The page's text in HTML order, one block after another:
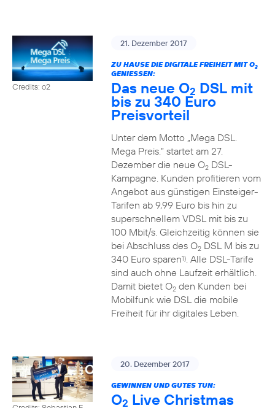
Credits: o2
21. Dezember 2017
ZU HAUSE DIE DIGITALE FREIHEIT MIT O2
GENIESSEN:
Das neue O2 DSL mit
bis zu 340 Euro
Preisvorteil
Unter dem Motto „Mega DSL.
Mega Preis.” startet am 27.
Dezember die neue O2DSL-
Kampagne. Kunden profitieren vom
Angebot aus günstigen Einsteiger-
Tarifen ab 9,99 Euro bis hin zu
superschnellem VDSL mit bis zu
100 Mbit/s. Gleichzeitig können sie
bei Abschluss des O2DSL M bis zu
340 Euro sparen1). Alle DSL-Tarife
sind auch ohne Laufzeit erhältlich.
Damit bietet O2den Kunden bei
Mobilfunk wie DSL die mobile
Freiheit für ihr digitales Leben.
20. Dezember 2017
GEWINNEN UND GUTES TUN:
O2 Live Christmas